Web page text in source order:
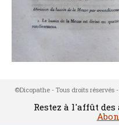
©Dicopathe - Tous droits réservés -
Restez à l'affût